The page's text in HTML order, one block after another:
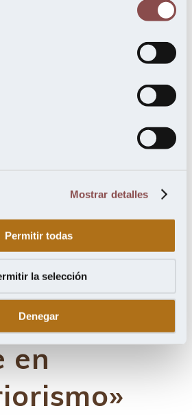
Mostrar detalles
Permitir todas
la selección
Denegar
del Ser,
en
de
el
must-
en